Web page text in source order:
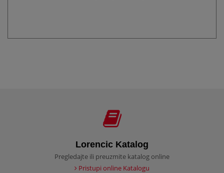
Lorencic Katalog
Pregledajte ili preuzmite katalog online
Pristupi online Katalogu